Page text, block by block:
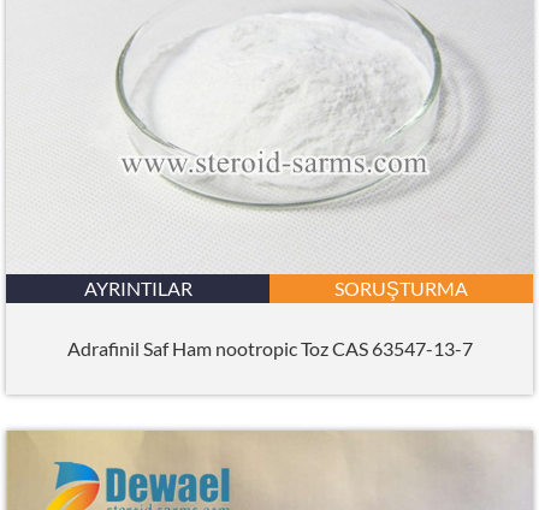
AYRINTILAR SORUŞTURMA
Adrafinil Saf Ham nootropic Toz CAS 63547-13-7